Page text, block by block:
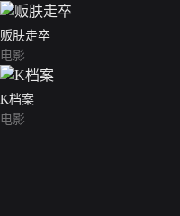
贩肤走卒
电影
K档案
电影